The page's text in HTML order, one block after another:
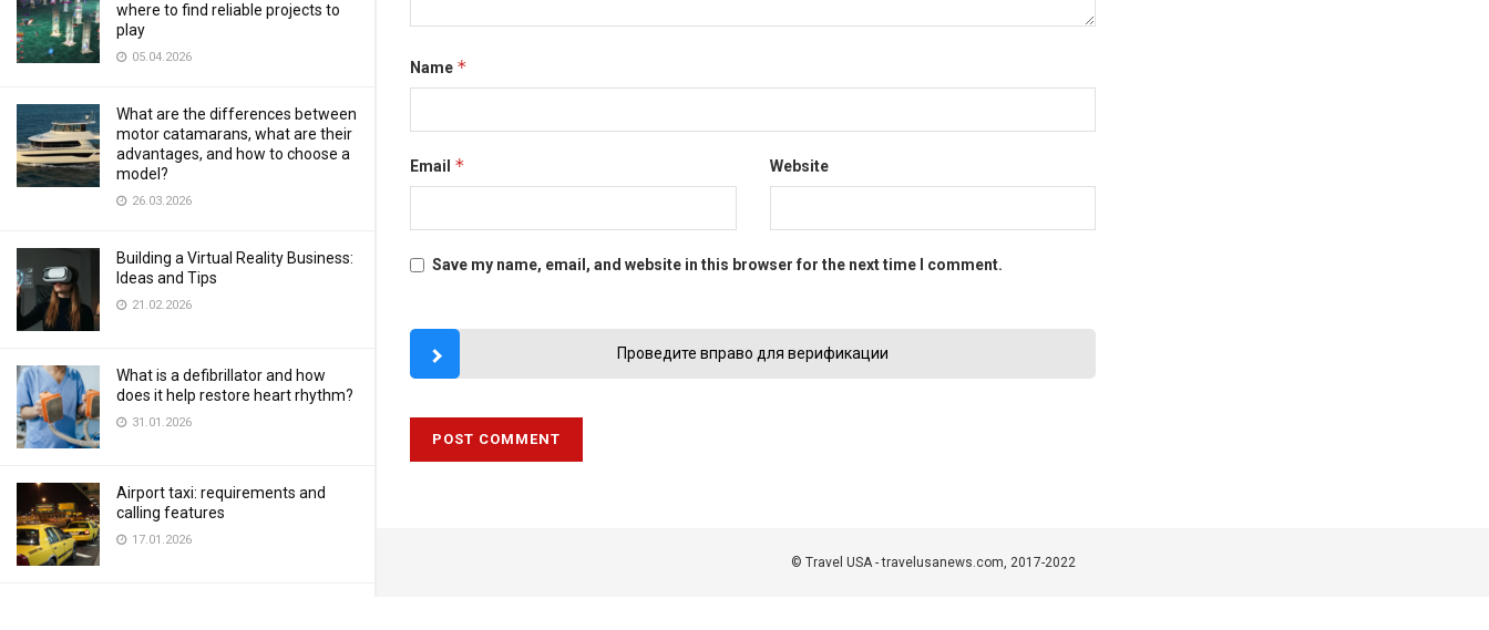
where to find reliable projects to
play
05.04.2026
What are the differences between
motor catamarans, what are their
advantages, and how to choose a
model?
26.03.2026
Building a Virtual Reality Business:
Ideas and Tips
21.02.2026
What is a defibrillator and how
does it help restore heart rhythm?
31.01.2026
Airport taxi: requirements and
calling features
17.01.2026
Name *
Email * Website
Save my name, email, and website in this browser for the next time I comment.
Проведите вправо для верификации
© Travel USA - travelusanews.com, 2017-2022